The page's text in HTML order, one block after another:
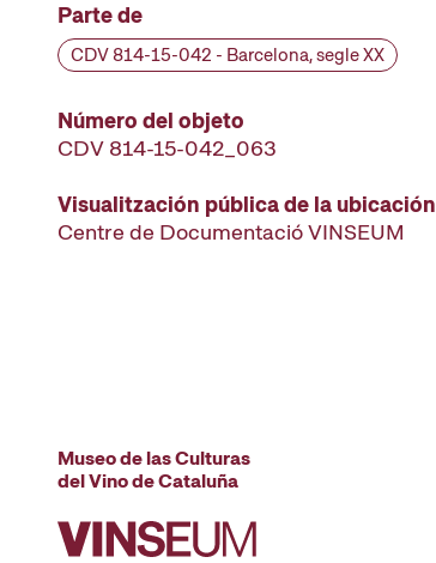
Parte de
CDV 814-15-042 - Barcelona, segle XX
Número del objeto
CDV 814-15-042_063
Visualitzación pública de la ubicación
Centre de Documentació VINSEUM
Museo de las Culturas
del Vino de Cataluña